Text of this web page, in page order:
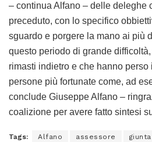
– continua Alfano – delle deleghe
preceduto, con lo specifico
sguardo e porgere la mano ai più
questo periodo di grande
rimasti indietro e che hanno perso
persone più fortunate come, ad
conclude Giuseppe Alfano –
coalizione per avere fatto sintesi
Tags: Alfano assessore giunta